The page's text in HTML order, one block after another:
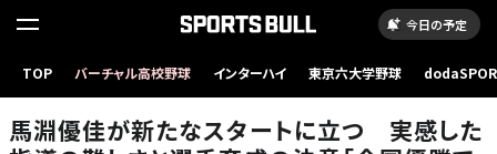
今日の予定
TOP バーチャル高校野球 インターハイ 東京六大学野球
馬淵優佳が新たなスタートに立つ 実感した